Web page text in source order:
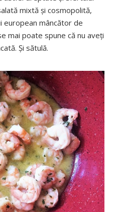
mixtă și cosmopolită,
european mâncător de
mai poate spune că nu aveți
Și sătulă.